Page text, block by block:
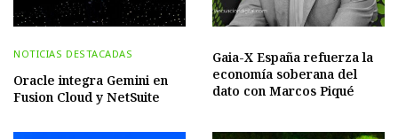
NOTICIAS DESTACADAS
Oracle integra Gemini en
Fusion Cloud y NetSuite
Gaia-X España refuerza la
economía soberana del
dato con Marcos Piqué